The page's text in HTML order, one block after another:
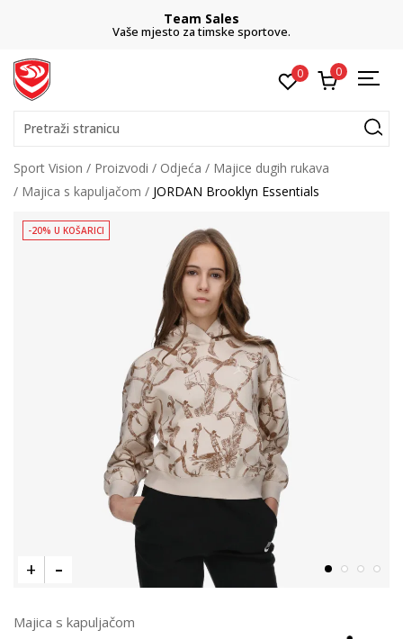
Team Sales
Vaše mjesto za timske sportove.
0 0
Pretraži stranicu
Sport Vision Proizvodi Odjeća
Majice dugih rukava
Majica s kapuljačom
JORDAN Brooklyn Essentials
-20% U KOŠARICI
Majica s kapuljačom